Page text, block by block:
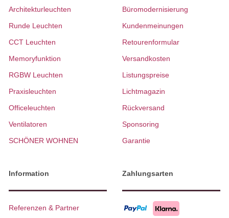
Architekturleuchten
Runde Leuchten
CCT Leuchten
Memoryfunktion
RGBW Leuchten
Praxisleuchten
Officeleuchten
Ventilatoren
SCHÖNER WOHNEN
Büromodernisierung
Kundenmeinungen
Retourenformular
Versandkosten
Listungspreise
Lichtmagazin
Rückversand
Sponsoring
Garantie
Information
Referenzen & Partner
Zahlungsarten